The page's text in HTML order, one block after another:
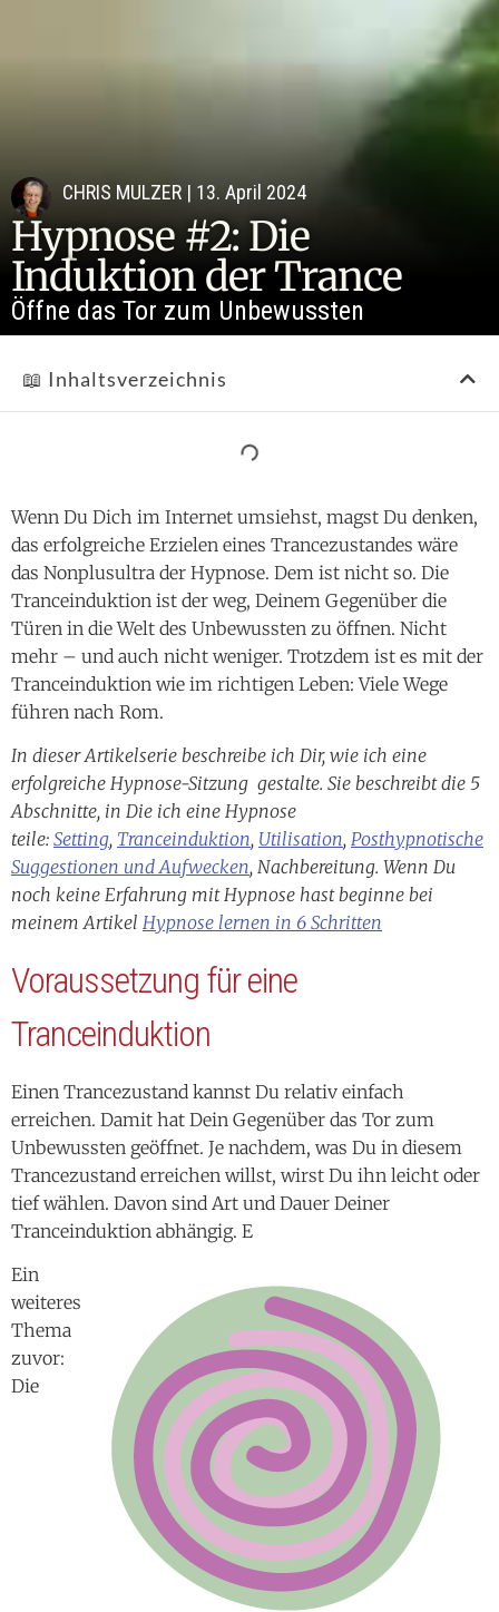
CHRIS MULZER | 13. April 2024
Hypnose #2: Die
Induktion der Trance
Öffne das Tor zum Unbewussten
Wenn Du Dich im Internet umsiehst, magst Du denken,
das erfolgreiche Erzielen eines Trancezustandes wäre
das Nonplusultra der Hypnose. Dem ist nicht so. Die
Tranceinduktion ist der weg, Deinem Gegenüber die
Türen in die Welt des Unbewussten zu öffnen. Nicht
mehr – und auch nicht weniger. Trotzdem ist es mit der
Tranceinduktion wie im richtigen Leben: Viele Wege
führen nach Rom.
In dieser Artikelserie beschreibe ich Dir, wie ich eine
erfolgreiche Hypnose-Sitzung gestalte. Sie beschreibt die 5
Abschnitte, in Die ich eine Hypnose
teile: Setting, Tranceinduktion, Utilisation, Posthypnotische
Suggestionen und Aufwecken, Nachbereitung. Wenn Du
noch keine Erfahrung mit Hypnose hast beginne bei
meinem Artikel Hypnose lernen in 6 Schritten
Voraussetzung für eine
Tranceinduktion
Einen Trancezustand kannst Du relativ einfach
erreichen. Damit hat Dein Gegenüber das Tor zum
Unbewussten geöffnet. Je nachdem, was Du in diesem
Trancezustand erreichen willst, wirst Du ihn leicht oder
tief wählen. Davon sind Art und Dauer Deiner
Tranceinduktion abhängig. E
Ein
weiteres
Thema
zuvor:
Die
📖 Inhaltsverzeichnis